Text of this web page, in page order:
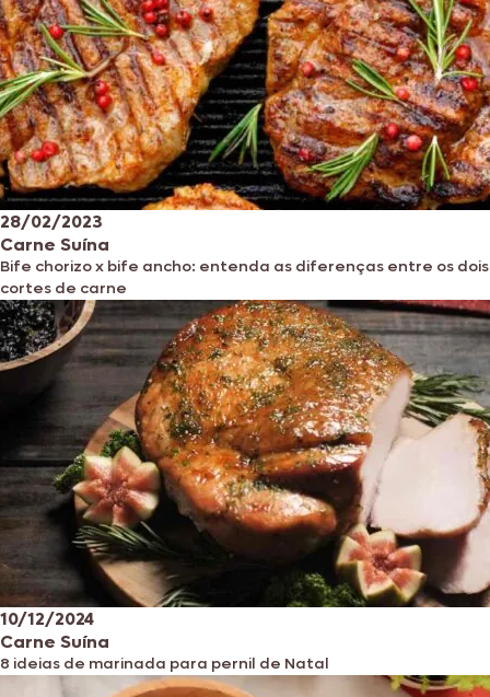
28/02/2023
Carne Suína
Bife chorizo x bife ancho: entenda as diferenças entre os dois
cortes de carne
10/12/2024
Carne Suína
8 ideias de marinada para pernil de Natal